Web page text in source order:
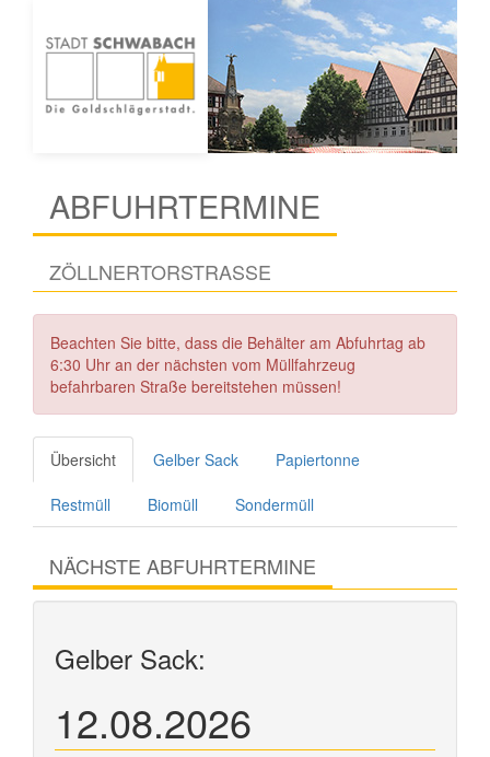
ABFUHRTERMINE
ZÖLLNERTORSTRASSE
Beachten Sie bitte, dass die Behälter am Abfuhrtag ab
6:30 Uhr an der nächsten vom Müllfahrzeug
befahrbaren Straße bereitstehen müssen!
Übersicht Gelber Sack Papiertonne
Restmüll Biomüll Sondermüll
NÄCHSTE ABFUHRTERMINE
Gelber Sack:
12.08.2026